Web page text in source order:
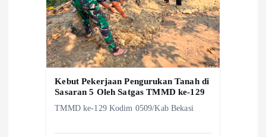
Kebut Pekerjaan Pengurukan Tanah di
Sasaran 5 Oleh Satgas TMMD ke-129
TMMD ke-129 Kodim 0509/Kab Bekasi